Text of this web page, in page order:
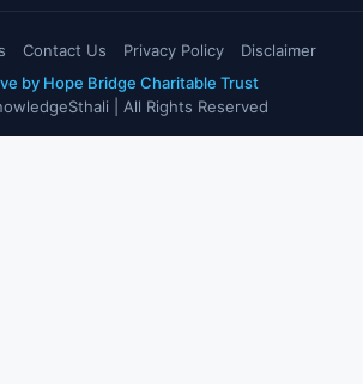
Contact Us Privacy Policy
Disclaimer
by Hope Bridge Charitable Trust
| All Rights Reserved